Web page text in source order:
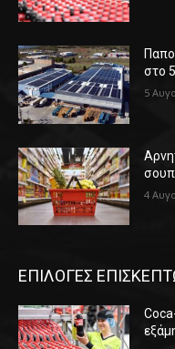
στο
5
4
ΕΠΙΛΟΓΕΣ